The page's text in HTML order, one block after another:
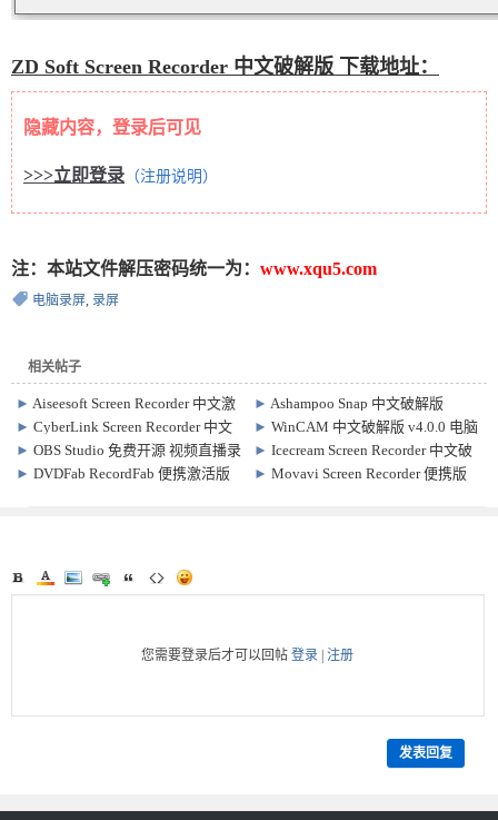
ZD Soft Screen Recorder 中文破解版 下载地址：
隐藏内容，登录后可见
>>>立即登录 （注册说明）
注：本站文件解压密码统一为： www.xqu5.com
电脑录屏, 录屏
相关帖子
► Aiseesoft Screen Recorder 中文激
活版 v3.1.32 电脑录屏软件
► Ashampoo Snap 中文破解版
26.0.3
►CyberLink Screen Recorder 中文
激活版 4.4.1.31427 电脑录屏软件
►WinCAM 中文破解版 v4.0.0 电脑
录屏软件
►OBS Studio 免费开源 视频直播录
制软件 32.2.1
►Icecream Screen Recorder 中文破
解版 7.47 电脑录屏软件
►DVDFab RecordFab 便携激活版
►Movavi Screen Recorder 便携版
您需要登录后才可以回帖登录 |注册
发表回复